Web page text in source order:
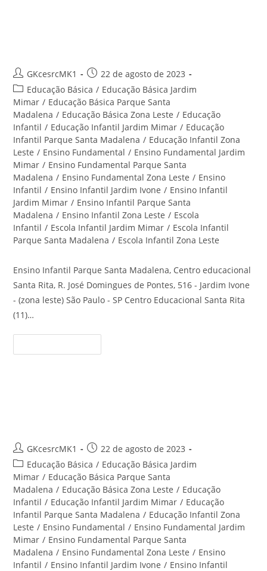
Autor
do
post:
GKcesrcMK1
Post
publicado:
22 de agosto de 2023
Categoria
do
post:
Educação Básica / Educação Básica Jardim
Mimar / Educação Básica Parque Santa
Madalena / Educação Básica Zona Leste / Educação
Infantil / Educação Infantil Jardim Mimar / Educação
Infantil Parque Santa Madalena / Educação Infantil Zona
Leste / Ensino Fundamental / Ensino Fundamental Jardim
Mimar / Ensino Fundamental Parque Santa
Madalena / Ensino Fundamental Zona Leste / Ensino
Infantil / Ensino Infantil Jardim Ivone / Ensino Infantil
Jardim Mimar / Ensino Infantil Parque Santa
Madalena / Ensino Infantil Zona Leste / Escola
Infantil / Escola Infantil Jardim Mimar / Escola Infantil
Parque Santa Madalena / Escola Infantil Zona Leste
Ensino Infantil Parque Santa Madalena, Centro educacional
Santa Rita, R. José Domingues de Pontes, 516 - Jardim Ivone
- (zona leste) São Paulo - SP Centro Educacional Santa Rita
(11)…
Infantil
Autor
do
post:
GKcesrcMK1
Post
publicado:
22 de agosto de 2023
Categoria
do
post:
Educação Básica / Educação Básica Jardim
Mimar / Educação Básica Parque Santa
Madalena / Educação Básica Zona Leste / Educação
Infantil / Educação Infantil Jardim Mimar / Educação
Infantil Parque Santa Madalena / Educação Infantil Zona
Leste / Ensino Fundamental / Ensino Fundamental Jardim
Mimar / Ensino Fundamental Parque Santa
Madalena / Ensino Fundamental Zona Leste / Ensino
Infantil / Ensino Infantil Jardim Ivone / Ensino Infantil